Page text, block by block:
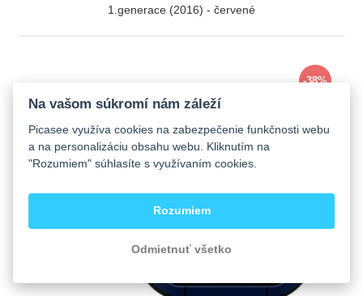
1.generace (2016) - červené
-38%
Na vašom súkromí nám záleží
Picasee využíva cookies na zabezpečenie funkčnosti webu
a na personalizáciu obsahu webu. Kliknutím na
"Rozumiem" súhlasíte s využívaním cookies.
Rozumiem
Odmietnuť všetko